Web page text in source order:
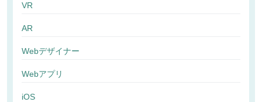
VR
AR
Webデザイナー
Webアプリ
iOS